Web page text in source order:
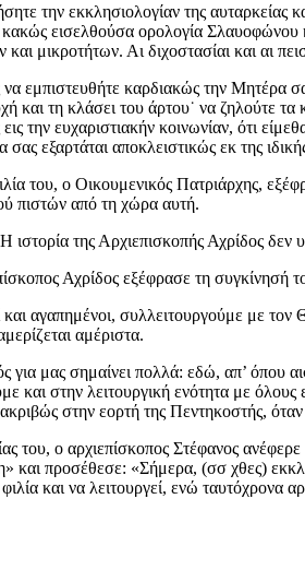
την εκκλησιολογίαν της αυταρκείας
εισελθούσα ορολογία Σλαυοφώνου
και μικροτήτων. Αι διχοστασίαι και αι
εμπιστευθήτε καρδιακώς την Μητέρα
και τη κλάσει του άρτου˙ να ζηλούτε τα
την ευχαριστιακήν κοινωνίαν, ότι
εξαρτάται αποκλειστικώς εκ της
του, ο Οικουμενικός Πατριάρχης,
πιστών από τη χώρα αυτή.
ιστορία της Αρχιεπισκοπής Αχρίδος
Αχρίδος εξέφρασε τη συγκίνησή
αγαπημένοι, συλλειτουργούμε με
αμέριστα.
για μας σημαίνει πολλά: εδώ, απ’ όπου
και στην λειτουργική ενότητα με
στην εορτή της Πεντηκοστής,
του, ο αρχιεπίσκοπος Στέφανος
και προσέθεσε: «Σήμερα, (σσ χθες)
και να λειτουργεί, ενώ ταυτόχρονα